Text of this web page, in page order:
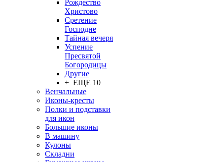
Рождество
Христово
Сретение
Господне
Тайная вечеря
Успение
Пресвятой
Богородицы
Другие
+ ЕЩЕ 10
Венчальные
Иконы-кресты
Полки и подставки
для икон
Большие иконы
В машину
Кулоны
Складни